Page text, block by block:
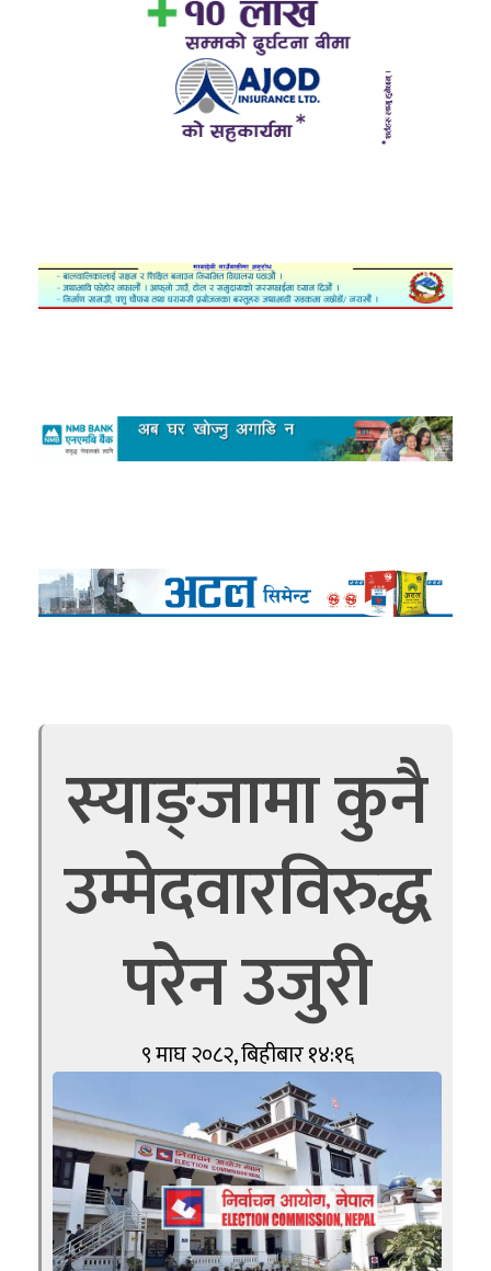
स्याङ्जामा कुनै
उम्मेदवारविरुद्ध
परेन उजुरी
९ माघ २०८२, बिहीबार १४:१६